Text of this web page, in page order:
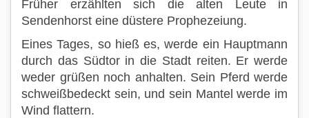
Früher erzählten sich die alten Leute in
Sendenhorst eine düstere Prophezeiung.
Eines Tages, so hieß es, werde ein Hauptmann
durch das Südtor in die Stadt reiten. Er werde
weder grüßen noch anhalten. Sein Pferd werde
schweißbedeckt sein, und sein Mantel werde im
Wind flattern.